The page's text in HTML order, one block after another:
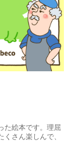
た絵本です。理屈
さん楽しんで、